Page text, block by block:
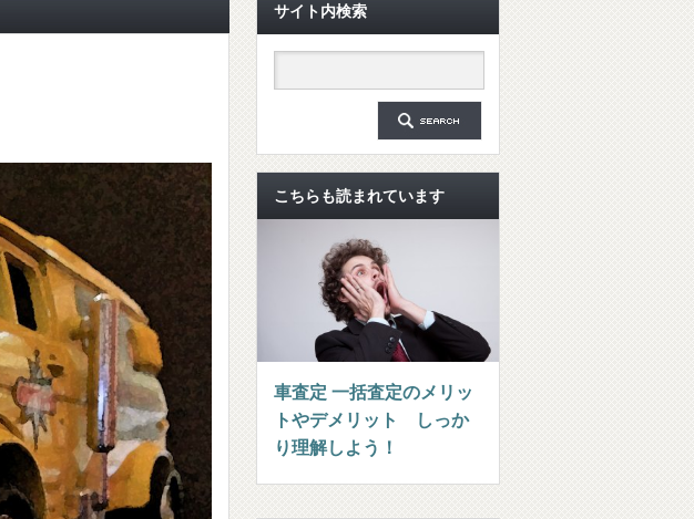
サイト内検索
こちらも読まれています
車査定 一括査定のメリッ
トやデメリット しっか
り理解しよう！